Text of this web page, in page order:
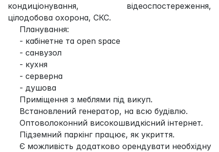
кондиціонування, відеоспостереження,
цілодобова охорона, СКС.
Планування:
- кабінетне та open space
- санвузол
- кухня
- серверна
- душова
Приміщення з меблями під викуп.
Встановлений генератор, на всю будівлю.
Оптоволоконний високошвидкісний інтернет.
Підземний паркінг працює, як укриття.
Є можливість додатково орендувати необхідну